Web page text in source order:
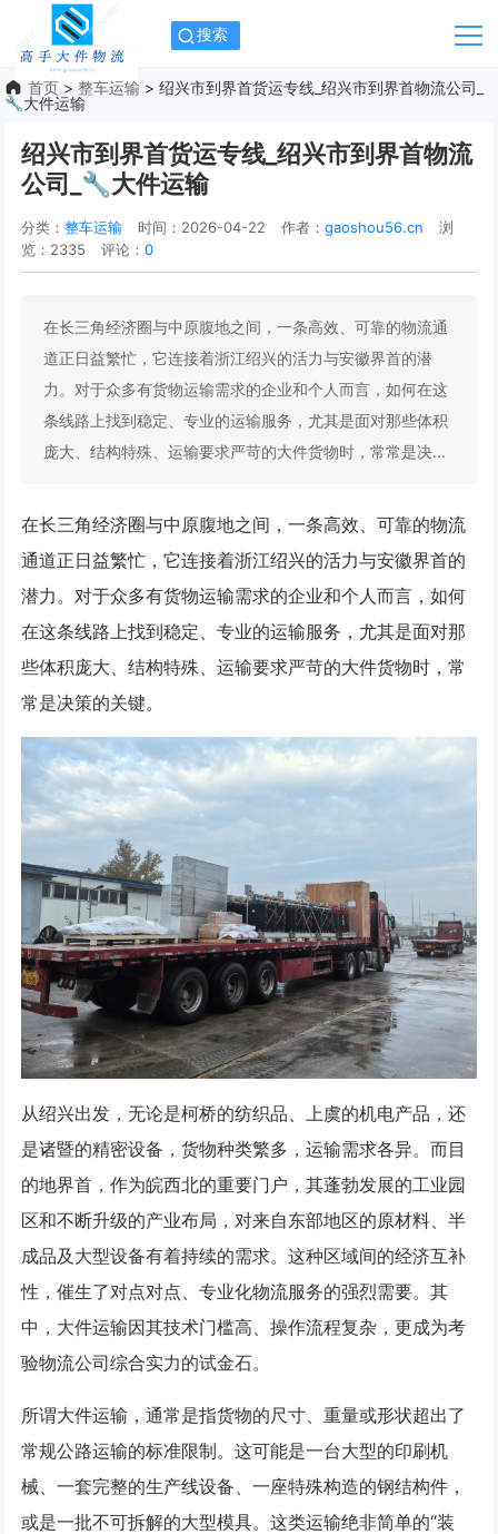
搜索
首页 >整车运输 > 绍兴市到界首货运专线_绍兴市到界首物流公司_
🔧大件运输
绍兴市到界首货运专线_绍兴市到界首物流
公司_🔧大件运输
分类：整车运输 时间：2026-04-22 作者：gaoshou56.cn
浏
览：2335
评论：0
在长三角经济圈与中原腹地之间，一条高效、可靠的物流通
道正日益繁忙，它连接着浙江绍兴的活力与安徽界首的潜
力。对于众多有货物运输需求的企业和个人而言，如何在这
条线路上找到稳定、专业的运输服务，尤其是面对那些体积
庞大、结构特殊、运输要求严苛的大件货物时，常常是决...
在长三角经济圈与中原腹地之间，一条高效、可靠的物流
通道正日益繁忙，它连接着浙江绍兴的活力与安徽界首的
潜力。对于众多有货物运输需求的企业和个人而言，如何
在这条线路上找到稳定、专业的运输服务，尤其是面对那
些体积庞大、结构特殊、运输要求严苛的大件货物时，常
常是决策的关键。
从绍兴出发，无论是柯桥的纺织品、上虞的机电产品，还
是诸暨的精密设备，货物种类繁多，运输需求各异。而目
的地界首，作为皖西北的重要门户，其蓬勃发展的工业园
区和不断升级的产业布局，对来自东部地区的原材料、半
成品及大型设备有着持续的需求。这种区域间的经济互补
性，催生了对点对点、专业化物流服务的强烈需要。其
中，大件运输因其技术门槛高、操作流程复杂，更成为考
验物流公司综合实力的试金石。
所谓大件运输，通常是指货物的尺寸、重量或形状超出了
常规公路运输的标准限制。这可能是一台大型的印刷机
械、一套完整的生产线设备、一座特殊构造的钢结构件，
或是一批不可拆解的大型模具。这类运输绝非简单的“装